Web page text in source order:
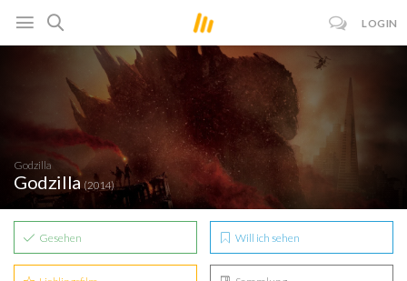
LOGIN
Godzilla
Godzilla (2014)
Gesehen Will ich sehen